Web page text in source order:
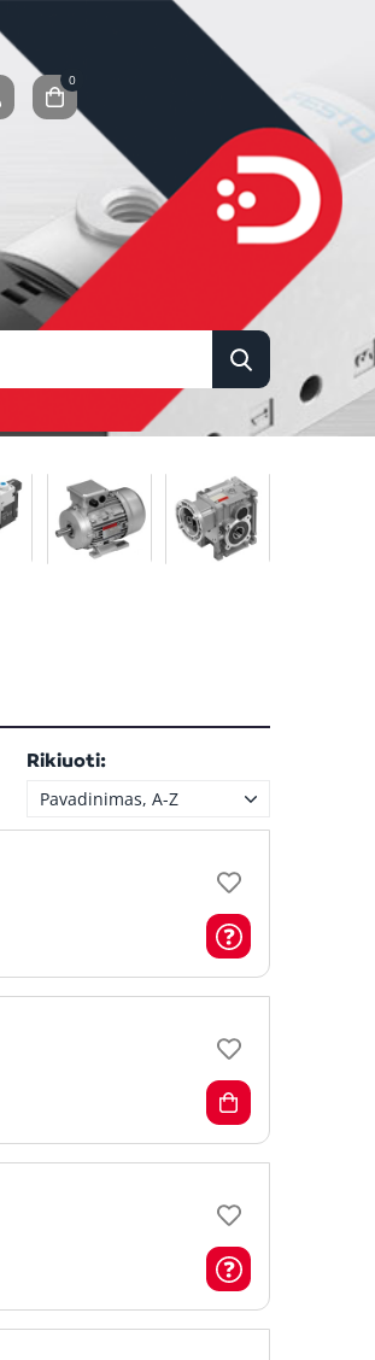
0
Rikiuoti:
Pavadinimas, A-Z